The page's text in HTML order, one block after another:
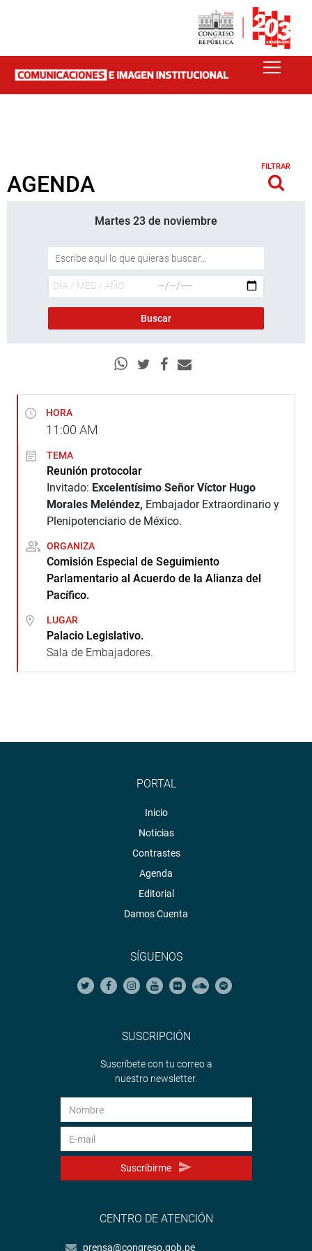
AGENDA
FILTRAR
Martes 23 de noviembre
HORA
11:00 AM
TEMA
Reunión protocolar
Invitado: Excelentísimo Señor Víctor Hugo
Morales Meléndez, Embajador Extraordinario y
Plenipotenciario de México.
ORGANIZA
Comisión Especial de Seguimiento
Parlamentario al Acuerdo de la Alianza del
Pacífico.
LUGAR
Palacio Legislativo.
Sala de Embajadores.
PORTAL
Inicio
Noticias
Contrastes
Agenda
Editorial
Damos Cuenta
SÍGUENOS
SUSCRIPCIÓN
Suscríbete con tu correo a
nuestro newsletter.
Suscribirme
CENTRO DE ATENCIÓN
prensa@congreso.gob.pe